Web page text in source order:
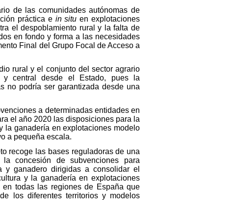
de las comunidades autónomas de
práctica e in situ en explotaciones
el despoblamiento rural y la falta de
en fondo y forma a las necesidades
Final del Grupo Focal de Acceso a
rural y el conjunto del sector agrario
y central desde el Estado, pues la
no podría ser garantizada desde una
a determinadas entidades en
el año 2020 las disposiciones para la
la ganadería en explotaciones modelo
a pequeña escala.
recoge las bases reguladoras de una
concesión de subvenciones para
y ganadero dirigidas a consolidar el
y la ganadería en explotaciones
todas las regiones de España que
los diferentes territorios y modelos